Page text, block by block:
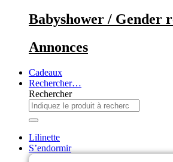
Babyshower / Gender
Annonces
Cadeaux
Rechercher…
Rechercher
Lilinette
S’endormir